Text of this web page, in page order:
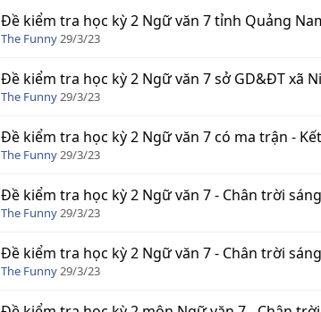
Đề kiểm tra học kỳ 2 Ngữ văn 7 tỉnh Quảng
The Funny29/3/23
Đề kiểm tra học kỳ 2 Ngữ văn 7 sở GD&ĐT xã
The Funny29/3/23
Đề kiểm tra học kỳ 2 Ngữ văn 7 có ma trận -
The Funny29/3/23
Đề kiểm tra học kỳ 2 Ngữ văn 7 - Chân trời
The Funny29/3/23
Đề kiểm tra học kỳ 2 Ngữ văn 7 - Chân trời
The Funny29/3/23